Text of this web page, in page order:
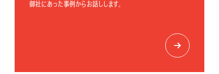
御社にあった事例からお話しします。